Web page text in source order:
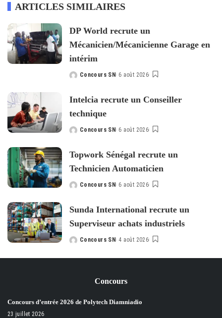
ARTICLES SIMILAIRES
DP World recrute un
Mécanicien/Mécanicienne Garage en
intérim
Posted
Concours SN 6 août 2026
Intelcia recrute un Conseiller
technique
Posted
Concours SN 6 août 2026
Topwork Sénégal recrute un
Technicien Automaticien
Posted
Concours SN 6 août 2026
Sunda International recrute un
Superviseur achats industriels
Posted
Concours SN 4 août 2026
Concours
Concours d’entrée 2026 de Polytech Diamniadio
23 juillet 2026